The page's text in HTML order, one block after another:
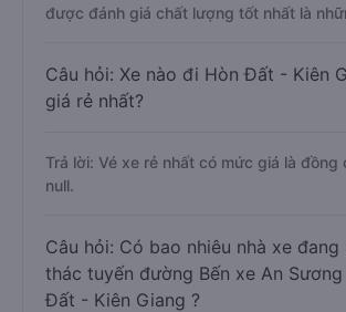
được đánh giá chất lượng tốt nhất là
Câu hỏi: Xe nào đi Hòn Đất - Kiên
giá rẻ nhất?
Trả lời: Vé xe rẻ nhất có mức giá là đồng
null.
Câu hỏi: Có bao nhiêu nhà xe đang
thác tuyến đường Bến xe An
Đất - Kiên Giang ?